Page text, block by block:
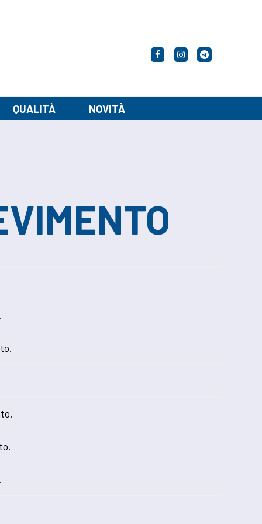
FacebookInstagramTelegram
QUALITÀ NOVITÀ